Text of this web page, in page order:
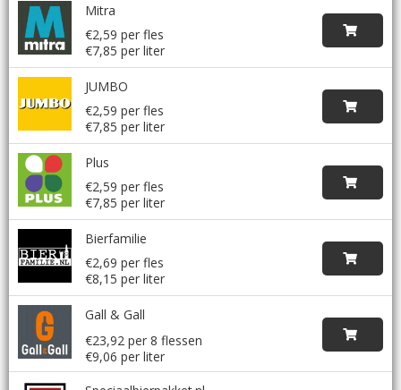
Mitra
€2,59 per fles
€7,85 per liter
JUMBO
€2,59 per fles
€7,85 per liter
Plus
€2,59 per fles
€7,85 per liter
Bierfamilie
€2,69 per fles
€8,15 per liter
Gall & Gall
€23,92 per 8 flessen
€9,06 per liter